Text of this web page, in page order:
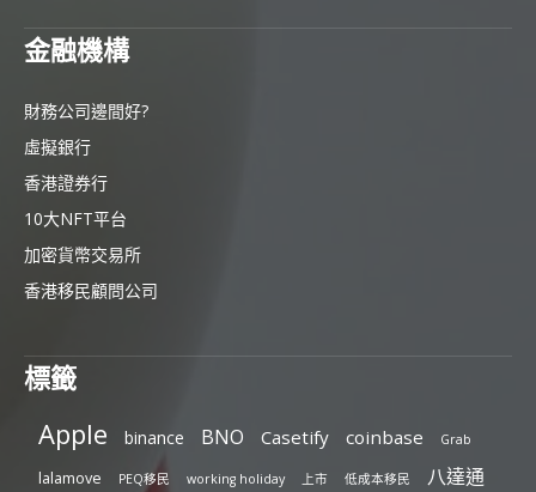
金融機構
財務公司邊間好?
虛擬銀行
香港證券行
10大NFT平台
加密貨幣交易所
香港移民顧問公司
標籤
Apple binance BNO Casetify coinbase Grab
lalamove PEQ移民 working holiday 上市 低成本移民 八達通